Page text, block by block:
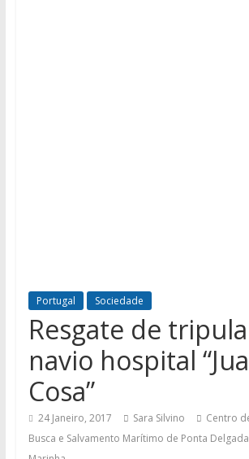
Portugal Sociedade
Resgate de
navio hospital
Cosa”
24 Janeiro, 2017 Sara Silvino
Centro
Busca e Salvamento Marítimo de Ponta Delgada